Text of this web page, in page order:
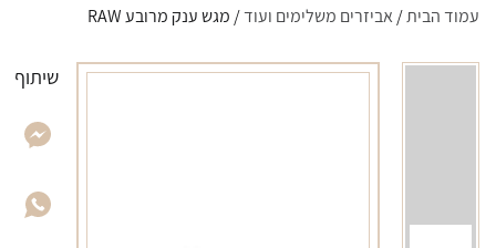
עמוד הבית/ אביזרים משלימים ועוד/ מגש ענק מרובע RAW
שיתוף